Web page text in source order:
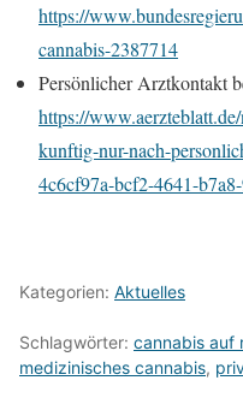
https://
cannabis-2387714
Persönlicher Arztkontakt
https://
kunftig-nur-nach-
4c6cf97a-bcf2-4641-
Kategorien: Aktuelles
Schlagwörter: cannabis auf
medizinisches cannabis,